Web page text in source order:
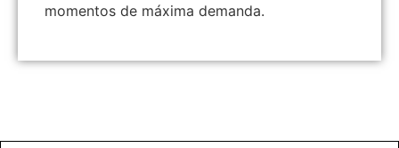
momentos de máxima demanda.